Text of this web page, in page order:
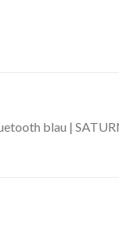
blau |